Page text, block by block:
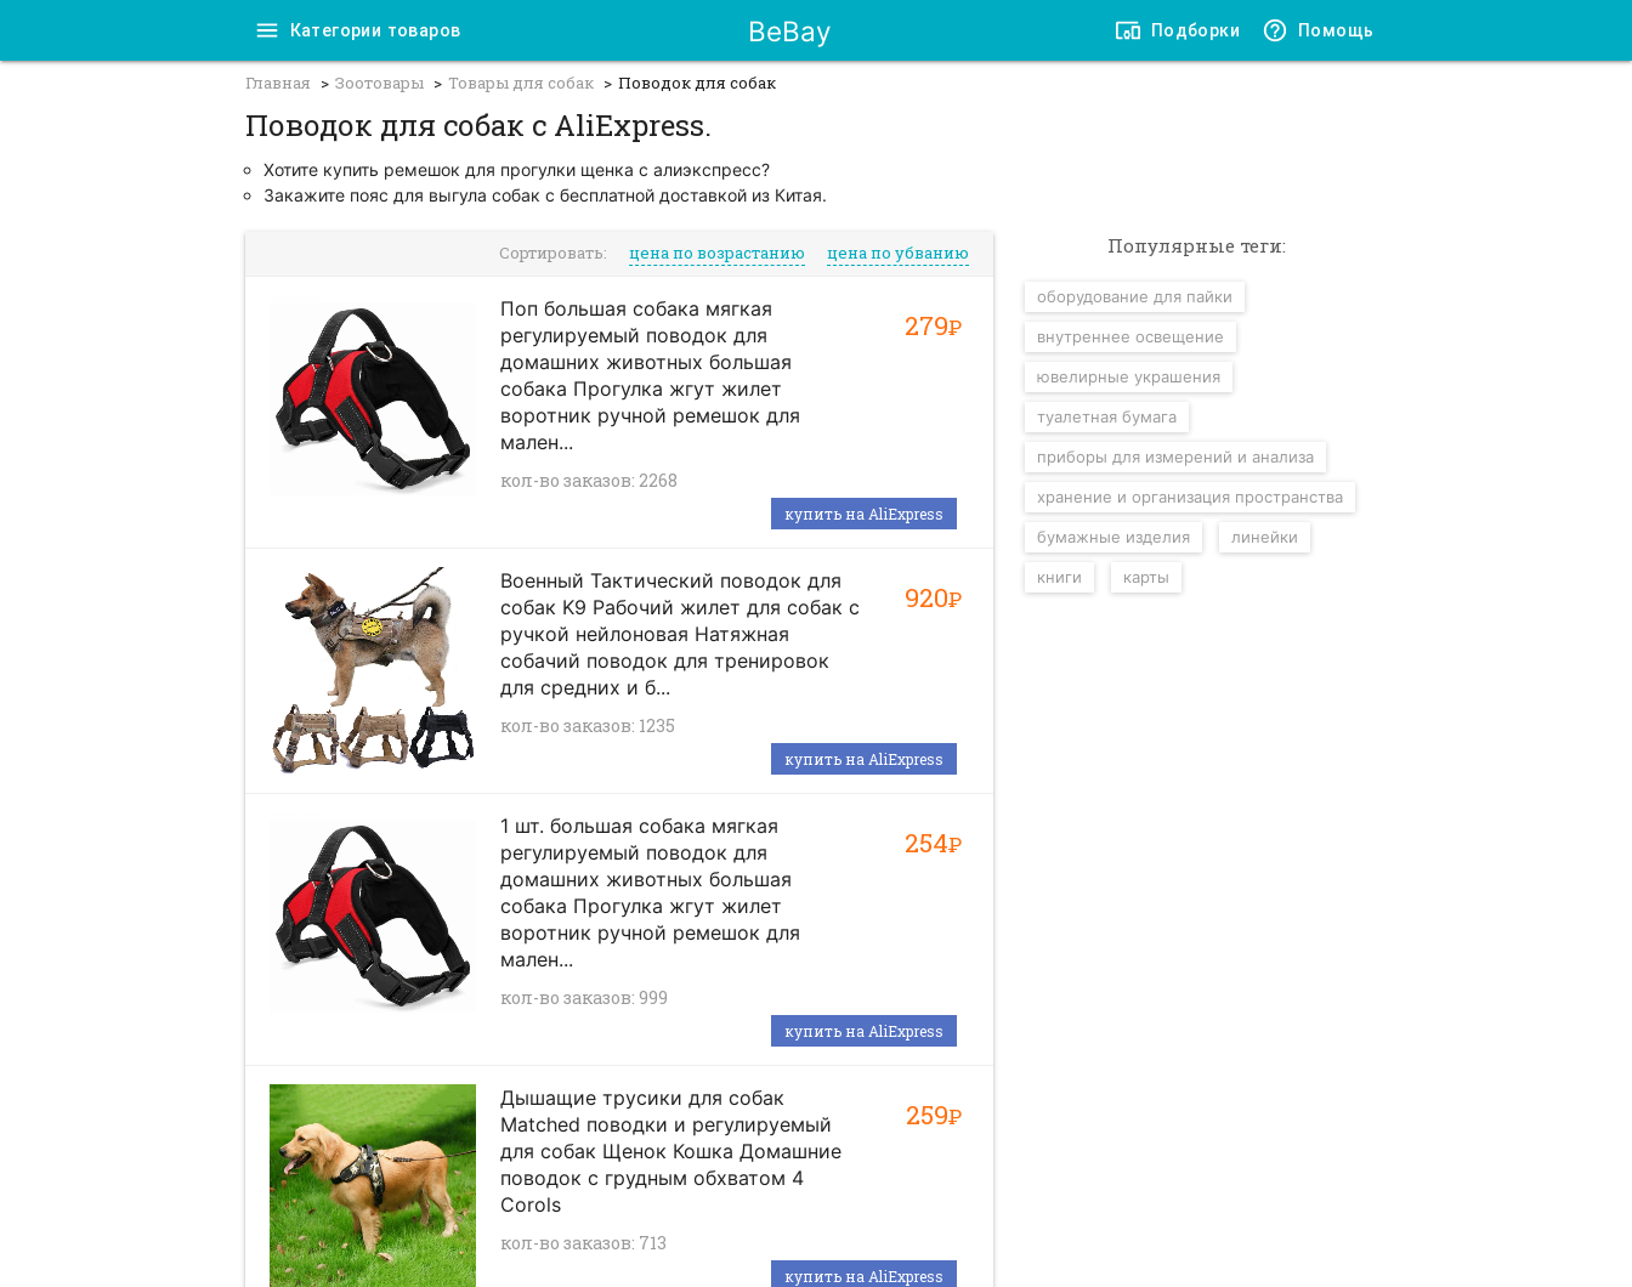
Категории товаров BeBay Подборки Помощь
Главная Зоотовары Товары для собак Поводок для собак
Поводок для собак с AliExpress.
Хотите купить ремешок для прогулки щенка с алиэкспресс?
Закажите пояс для выгула собак с бесплатной доставкой из Китая.
Сортировать: цена по возрастанию цена по убванию
Поп большая собака мягкая
регулируемый поводок для
домашних животных большая
собака Прогулка жгут жилет
воротник ручной ремешок для
мален...
кол-во заказов: 2268
279Р
купить на AliExpress
Военный Тактический поводок для
собак K9 Рабочий жилет для собак с
ручкой нейлоновая Натяжная
собачий поводок для тренировок
для средних и б...
кол-во заказов: 1235
920Р
купить на AliExpress
1 шт. большая собака мягкая
регулируемый поводок для
домашних животных большая
собака Прогулка жгут жилет
воротник ручной ремешок для
мален...
кол-во заказов: 999
254Р
купить на AliExpress
Дышащие трусики для собак
Matched поводки и регулируемый
для собак Щенок Кошка Домашние
поводок с грудным обхватом 4
Corols
кол-во заказов: 713
259Р
купить на AliExpress
Популярные теги:
оборудование для пайки
внутреннее освещение
ювелирные украшения
туалетная бумага
приборы для измерений и анализа
хранение и организация пространства
бумажные изделия линейки
книги карты